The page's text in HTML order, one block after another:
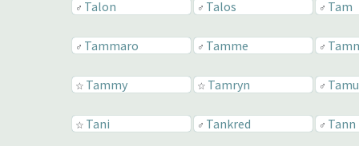
♂ Talon ♂ Talos ♂ Tam
♂ Tammaro ♂ Tamme ♂
☆ Tammy ☆ Tamryn ♂
☆ Tani ♂ Tankred ♂ Tann